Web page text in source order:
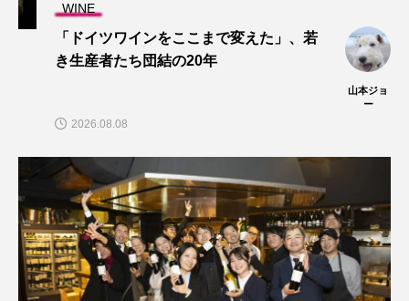
WINE
「ドイツワインをここまで変えた」、若
き生産者たち団結の20年
山本ジョ
ー
2026.08.08